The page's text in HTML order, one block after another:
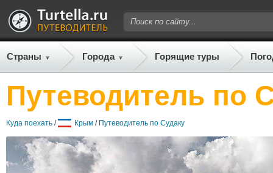
Страны Города Горящие туры
Путеводитель по
Куда поехать / Крым / Путеводитель по Судаку